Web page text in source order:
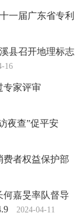
一届广东省专利
县召开地理标志
16
专家评审
夜查”促平安
费者权益保护部
何嘉旻率队督导
2024-04-11